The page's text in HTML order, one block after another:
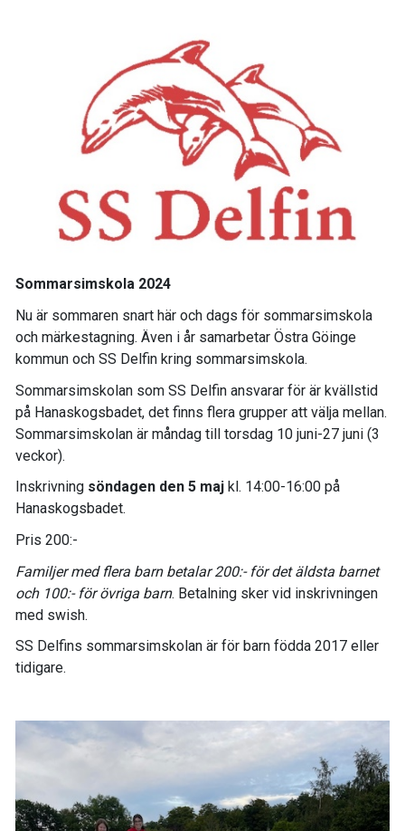
Sommarsimskola 2024
Nu är sommaren snart här och dags för sommarsimskola
och märkestagning. Även i år samarbetar Östra Göinge
kommun och SS Delfin kring sommarsimskola.
Sommarsimskolan som SS Delfin ansvarar för är kvällstid
på Hanaskogsbadet, det finns flera grupper att välja mellan.
Sommarsimskolan är måndag till torsdag 10 juni-27 juni (3
veckor).
Inskrivning söndagen den 5 maj kl. 14:00-16:00 på
Hanaskogsbadet.
Pris 200:-
Familjer med flera barn betalar 200:- för det äldsta barnet
och 100:- för övriga barn. Betalning sker vid inskrivningen
med swish.
SS Delfins sommarsimskolan är för barn födda 2017 eller
tidigare.